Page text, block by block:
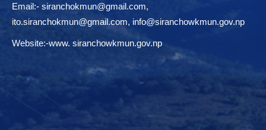
Email:- siranchokmun@gmail.com,
ito.siranchokmun@gmail.com, info@siranchowkmun.gov.np
Website:-www. siranchowkmun.gov.np